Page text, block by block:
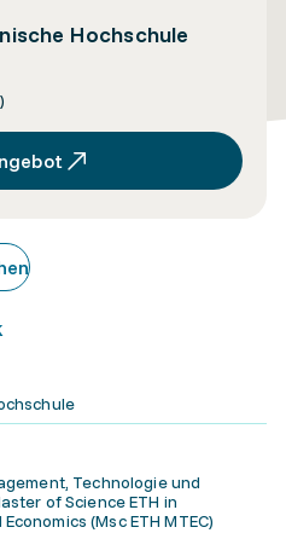
Hochschule
Technologie und
of Science ETH in
(Msc ETH MTEC)